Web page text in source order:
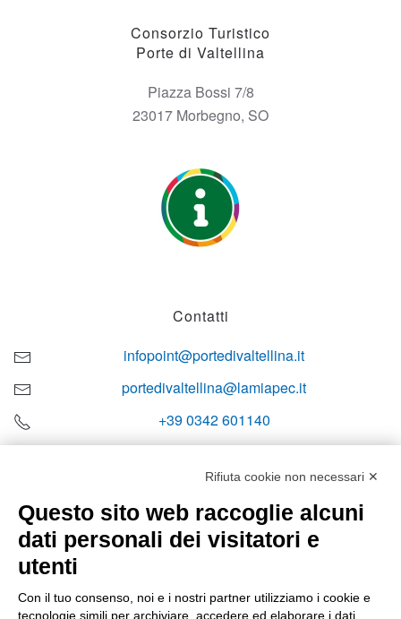
Consorzio Turistico
Porte di Valtellina
Piazza Bossi 7/8
23017 Morbegno, SO
Contatti
infopoint@portedivaltellina.it
portedivaltellina@lamiapec.it
+39 0342 601140
Orari di apertura
Rifiuta cookie non necessari ✕
Questo sito web raccoglie alcuni
dati personali dei visitatori e
utenti
Con il tuo consenso, noi e i nostri partner utilizziamo i cookie e
tecnologie simili per archiviare, accedere ed elaborare i dati